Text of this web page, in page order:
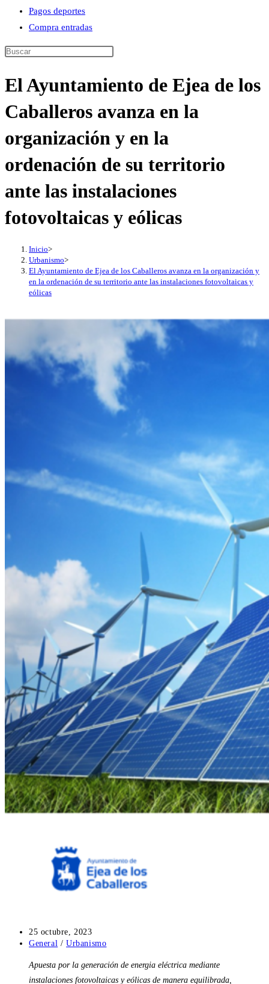
Pagos deportes
Compra entradas
Buscar
esta
El Ayuntamiento de Ejea de los
Caballeros avanza en la
organización y en la
ordenación de su territorio
ante las instalaciones
fotovoltaicas y eólicas
Inicio>
Urbanismo>
El Ayuntamiento de Ejea de los Caballeros avanza en la organización y
en la ordenación de su territorio ante las instalaciones fotovoltaicas y
eólicas
Publicación
de
entrada:
25 octubre, 2023
Categoría
la
entrada:
General / Urbanismo
Apuesta por la generación de energia eléctrica mediante
instalaciones fotovoltaicas y eólicas de manera equilibrada,